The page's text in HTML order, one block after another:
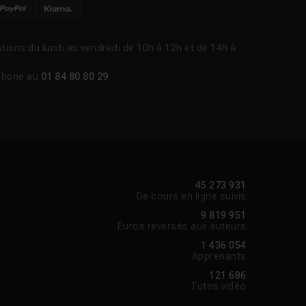
du lundi au vendredi de 10h à 12h et de 14h à
au 01 84 80 80 29.
45 273 931
De cours en ligne suivis
9 819 951
Euros reversés aux auteurs
1 436 054
Apprenants
121 686
Tutos vidéo